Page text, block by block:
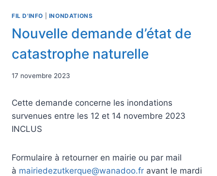
FIL D'INFO INONDATIONS
Nouvelle demande d’état de
catastrophe naturelle
17 novembre 2023
Cette demande concerne les inondations
survenues entre les 12 et 14 novembre 2023
INCLUS
Formulaire à retourner en mairie ou par mail
à mairiedezutkerque@wanadoo.fr avant le mardi